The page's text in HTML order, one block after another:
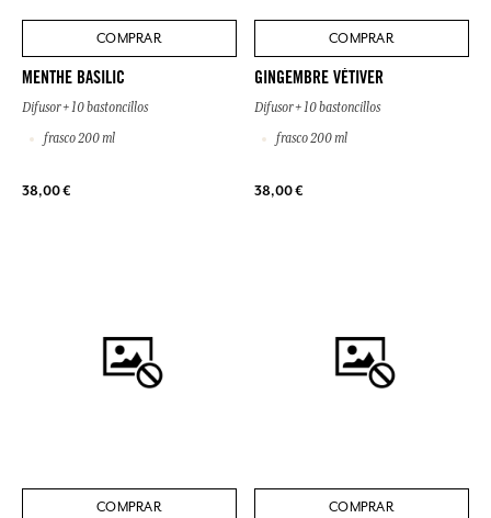
COMPRAR
MENTHE BASILIC
Difusor + 10 bastoncillos
frasco 200 ml
38,00 €
COMPRAR
GINGEMBRE VÉTIVER
Difusor + 10 bastoncillos
frasco 200 ml
38,00 €
COMPRAR COMPRAR